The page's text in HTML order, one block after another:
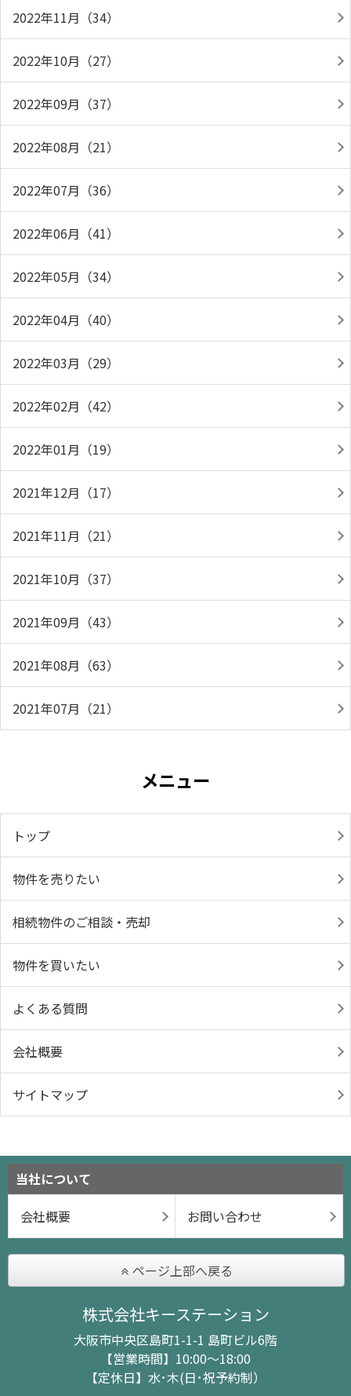
2022年11月（34）
2022年10月（27）
2022年09月（37）
2022年08月（21）
2022年07月（36）
2022年06月（41）
2022年05月（34）
2022年04月（40）
2022年03月（29）
2022年02月（42）
2022年01月（19）
2021年12月（17）
2021年11月（21）
2021年10月（37）
2021年09月（43）
2021年08月（63）
2021年07月（21）
メニュー
トップ
物件を売りたい
相続物件のご相談・売却
物件を買いたい
よくある質問
会社概要
サイトマップ
当社について
会社概要
お問い合わせ
ページ上部へ戻る
株式会社キーステーション
大阪市中央区島町1-1-1 島町ビル6階
【営業時間】10:00～18:00
【定休日】水･木(日･祝予約制）